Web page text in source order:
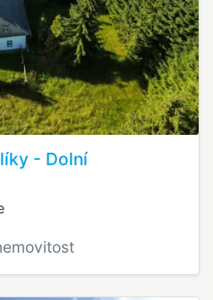
- Dolní